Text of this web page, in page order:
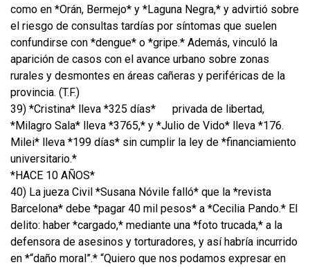
como en *Orán, Bermejo* y *Laguna Negra,* y advirtió sobre
el riesgo de consultas tardías por síntomas que suelen
confundirse con *dengue* o *gripe.* Además, vinculó la
aparición de casos con el avance urbano sobre zonas
rurales y desmontes en áreas cañeras y periféricas de la
provincia. (T.F.)
39) *Cristina* lleva *325 días*
privada de libertad,
*Milagro Sala* lleva *3765,* y *Julio de Vido* lleva *176.
Milei* lleva *199 días* sin cumplir la ley de *financiamiento
universitario.*
*HACE 10 AÑOS*
40) La jueza Civil *Susana Nóvile falló* que la *revista
Barcelona* debe *pagar 40 mil pesos* a *Cecilia Pando.* El
delito: haber *cargado,* mediante una *foto trucada,* a la
defensora de asesinos y torturadores, y así habría incurrido
en *“daño moral”.* “Quiero que nos podamos expresar en